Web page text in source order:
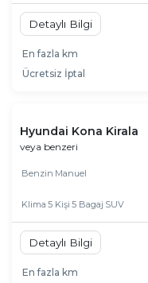
Detaylı Bilgi
En fazla km
Ücretsiz İptal
Hyundai Kona Kirala
veya benzeri
Benzin Manuel
Klima 5 Kişi 5 Bagaj SUV
Detaylı Bilgi
En fazla km